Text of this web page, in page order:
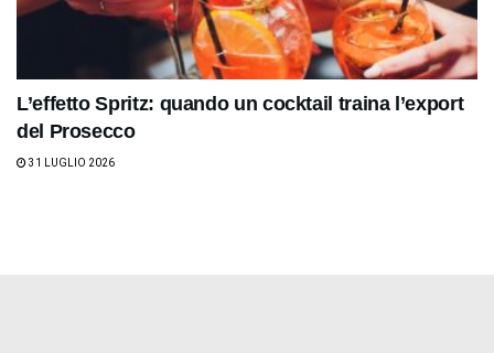
L’effetto Spritz: quando un cocktail traina l’export
del Prosecco
31 LUGLIO 2026